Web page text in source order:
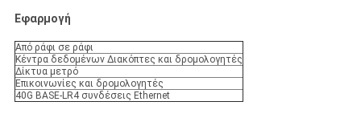
Εφαρμογή
Από ράφι σε ράφι
Κέντρα δεδομένων Διακόπτες και δρομολογητές
Δίκτυα μετρό
Επικοινωνίες και δρομολογητές
40G BASE-LR4 συνδέσεις Ethernet